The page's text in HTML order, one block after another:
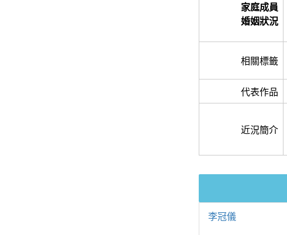
家庭成員
婚姻狀況
相關標籤
代表作品
近況簡介
李冠儀